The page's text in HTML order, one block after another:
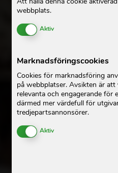
webbplats.
Enable or Disable Cookies
Aktiv
Marknadsföringscookies
Cookies för marknadsföring
på webbplatser. Avsikten är
relevanta och engagerande för
därmed mer värdefull för
tredjepartsannonsörer.
Enable or Disable Cookies
Aktiv